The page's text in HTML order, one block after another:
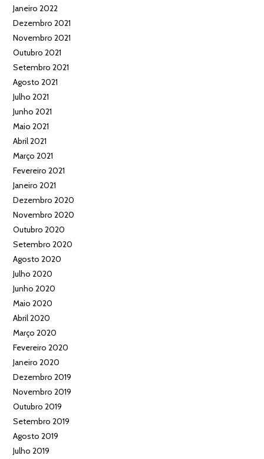
Janeiro 2022
Dezembro 2021
Novembro 2021
Outubro 2021
Setembro 2021
Agosto 2021
Julho 2021
Junho 2021
Maio 2021
Abril 2021
Março 2021
Fevereiro 2021
Janeiro 2021
Dezembro 2020
Novembro 2020
Outubro 2020
Setembro 2020
Agosto 2020
Julho 2020
Junho 2020
Maio 2020
Abril 2020
Março 2020
Fevereiro 2020
Janeiro 2020
Dezembro 2019
Novembro 2019
Outubro 2019
Setembro 2019
Agosto 2019
Julho 2019